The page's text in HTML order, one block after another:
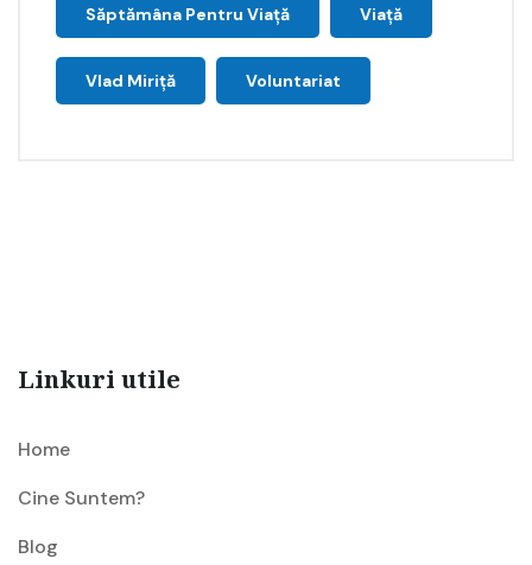
Săptămâna Pentru Viaţă Viață
Vlad Miriță Voluntariat
Linkuri utile
Home
Cine Suntem?
Blog